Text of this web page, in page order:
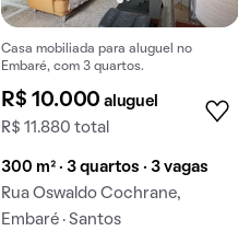
Casa mobiliada para aluguel no
Embaré, com 3 quartos.
R$ 10.000aluguel
R$ 11.880 total
300 m² · 3 quartos · 3 vagas
Rua Oswaldo Cochrane,
Embaré · Santos